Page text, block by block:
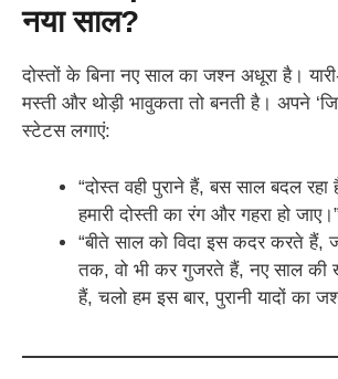
नया साल?
दोस्तों के बिना नए साल का जश्न अधूरा है।
मस्ती और थोड़ी भावुकता तो बनती है। अपने
स्टेटस लगाएं:
“दोस्त वही पुराने हैं, बस साल बदल
हमारी दोस्ती का रंग और गहरा हो जाए।”
“बीते साल को विदा इस कदर करते हैं,
तक, वो भी कर गुजरते हैं, नए साल की
हैं, चलो हम इस बार, पुरानी यादों का